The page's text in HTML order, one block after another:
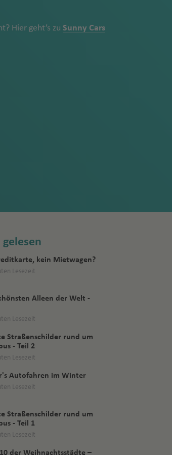
Hier geht’s zu Sunny Cars
kein Mietwagen?
Lesezeit
Alleen der Welt -
Lesezeit
Straßenschilder rund um
- Teil 2
Lesezeit
Autofahren im Winter
Lesezeit
Straßenschilder rund um
- Teil 1
Lesezeit
der Weihnachtsstädte –